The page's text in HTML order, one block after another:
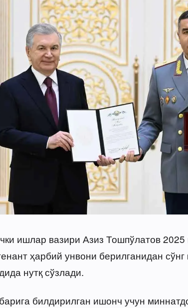
ишлар вазири Азиз Тошпўлатов 2025
ҳарбий унвони берилганидан
нутқ сўзлади.
билдирилган ишонч учун